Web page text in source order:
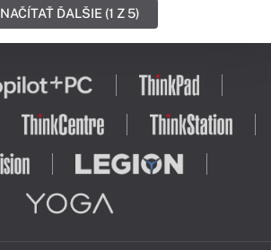
NAČÍTAŤ ĎALŠIE (1 Z 5)